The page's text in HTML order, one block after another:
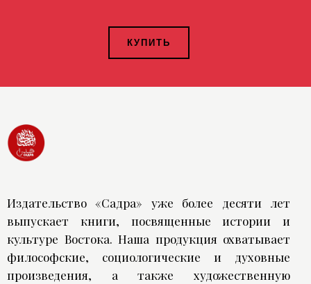
КУПИТЬ
Издательство «Садра» уже более десяти лет
выпускает книги, посвященные истории и
культуре Востока. Наша продукция охватывает
философские, социологические и духовные
произведения, а также художественную